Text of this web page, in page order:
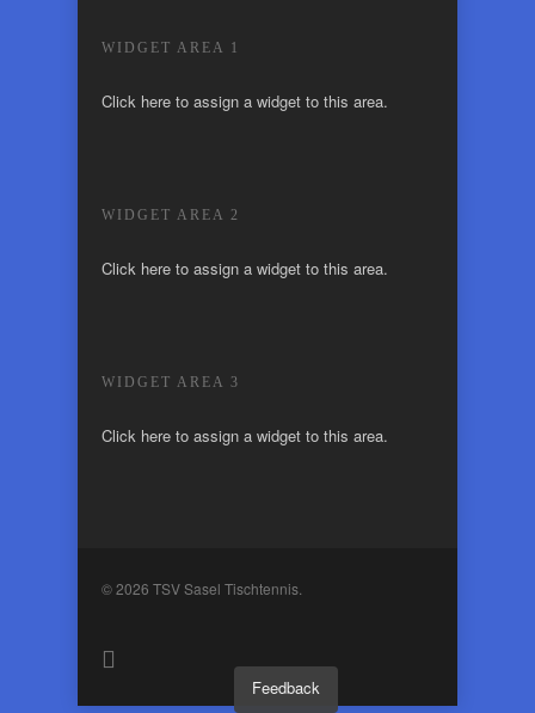
WIDGET AREA 1
Click here to assign a widget to this area.
WIDGET AREA 2
Click here to assign a widget to this area.
WIDGET AREA 3
Click here to assign a widget to this area.
© 2026 TSV Sasel Tischtennis.
Feedback